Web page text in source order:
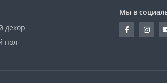
декор
пол
Мы в